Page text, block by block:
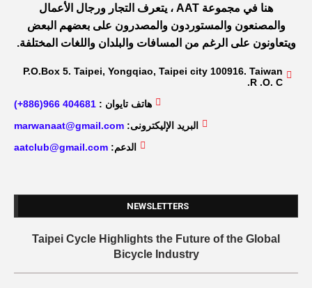
هنا في مجموعة AAT ، يتعرف التجار ورجال الأعمال
والمصنعون والمستوردون والمصدرون على بعضهم البعض
ويتعاونون على الرغم من المسافات والبلدان واللغات المختلفة.
P.O.Box 5. Taipei, Yongqiao, Taipei city 100916. Taiwan
R .O. C.
هاتف تايوان : 404681 966(886+)
البريد الإليكترونى: marwanaat@gmail.com
الدعم: aatclub@gmail.com
NEWSLETTERS
Taipei Cycle Highlights the Future of the Global
Bicycle Industry